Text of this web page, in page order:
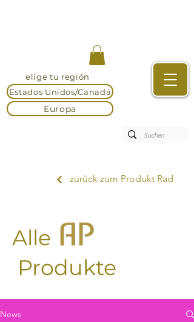
elige tu región
Estados Unidos/Canadá
Europa
zurück zum Produkt Rad
Alle
Produkte
News